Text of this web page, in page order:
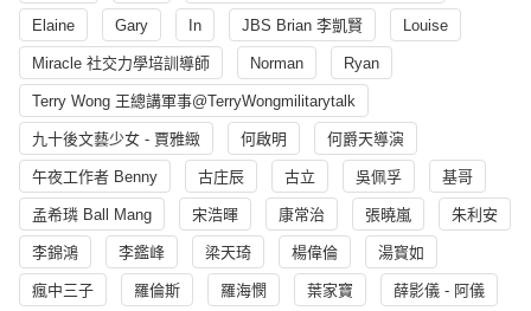
Elaine Gary In JBS Brian 李凱賢 Louise
Miracle 社交力學培訓導師 Norman Ryan
Terry Wong 王總講軍事@TerryWongmilitarytalk
九十後文藝少女 - 賈雅緻 何啟明 何爵天導演
午夜工作者 Benny 古庄辰 古立 吳佩孚 基哥
孟希璘 Ball Mang 宋浩暉 康常治 張曉嵐 朱利安
李錦鴻 李鑑峰 梁天琦 楊偉倫 湯寳如
瘋中三子 羅倫斯 羅海憫 葉家寶 薛影儀 - 阿儀